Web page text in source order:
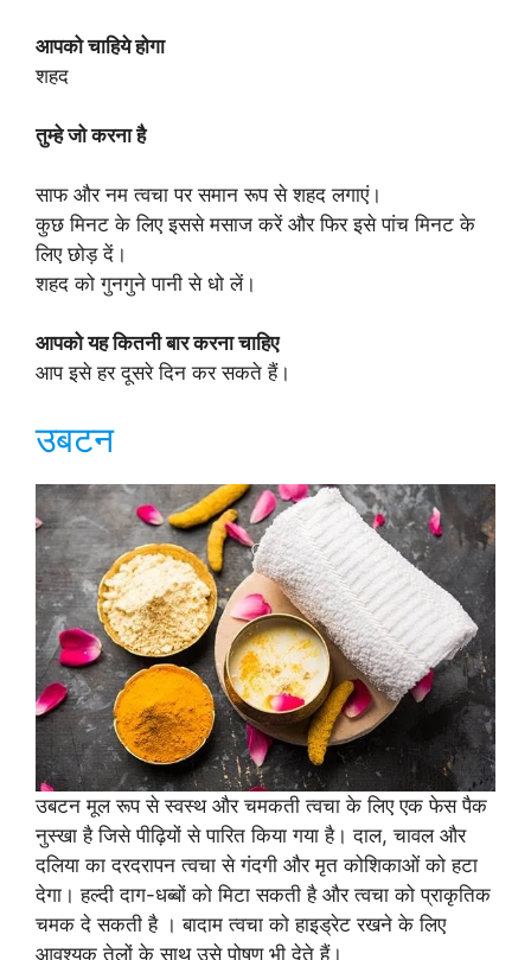
आपको चाहिये होगा
शहद
तुम्हे जो करना है
साफ और नम त्वचा पर समान रूप से शहद लगाएं।
कुछ मिनट के लिए इससे मसाज करें और फिर इसे पांच मिनट के
लिए छोड़ दें।
शहद को गुनगुने पानी से धो लें।
आपको यह कितनी बार करना चाहिए
आप इसे हर दूसरे दिन कर सकते हैं।
उबटन
उबटन मूल रूप से स्वस्थ और चमकती त्वचा के लिए एक फेस पैक
नुस्खा है जिसे पीढ़ियों से पारित किया गया है। दाल, चावल और
दलिया का दरदरापन त्वचा से गंदगी और मृत कोशिकाओं को हटा
देगा। हल्दी दाग-धब्बों को मिटा सकती है और त्वचा को प्राकृतिक
चमक दे सकती है । बादाम त्वचा को हाइड्रेट रखने के लिए
आवश्यक तेलों के साथ उसे पोषण भी देते हैं।